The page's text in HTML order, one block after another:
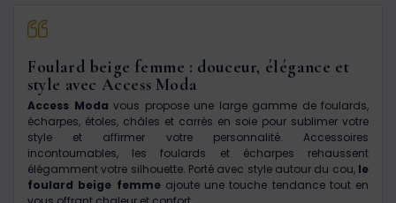
Foulard beige femme : douceur, élégance et
style avec Access Moda
Access Moda vous propose une large gamme de foulards,
écharpes, étoles, châles et carrés en soie pour sublimer votre
style et affirmer votre personnalité. Accessoires
incontournables, les foulards et écharpes rehaussent
élégamment votre silhouette. Porté avec style autour du cou, le
foulard beige femmeajoute une touche tendance tout en